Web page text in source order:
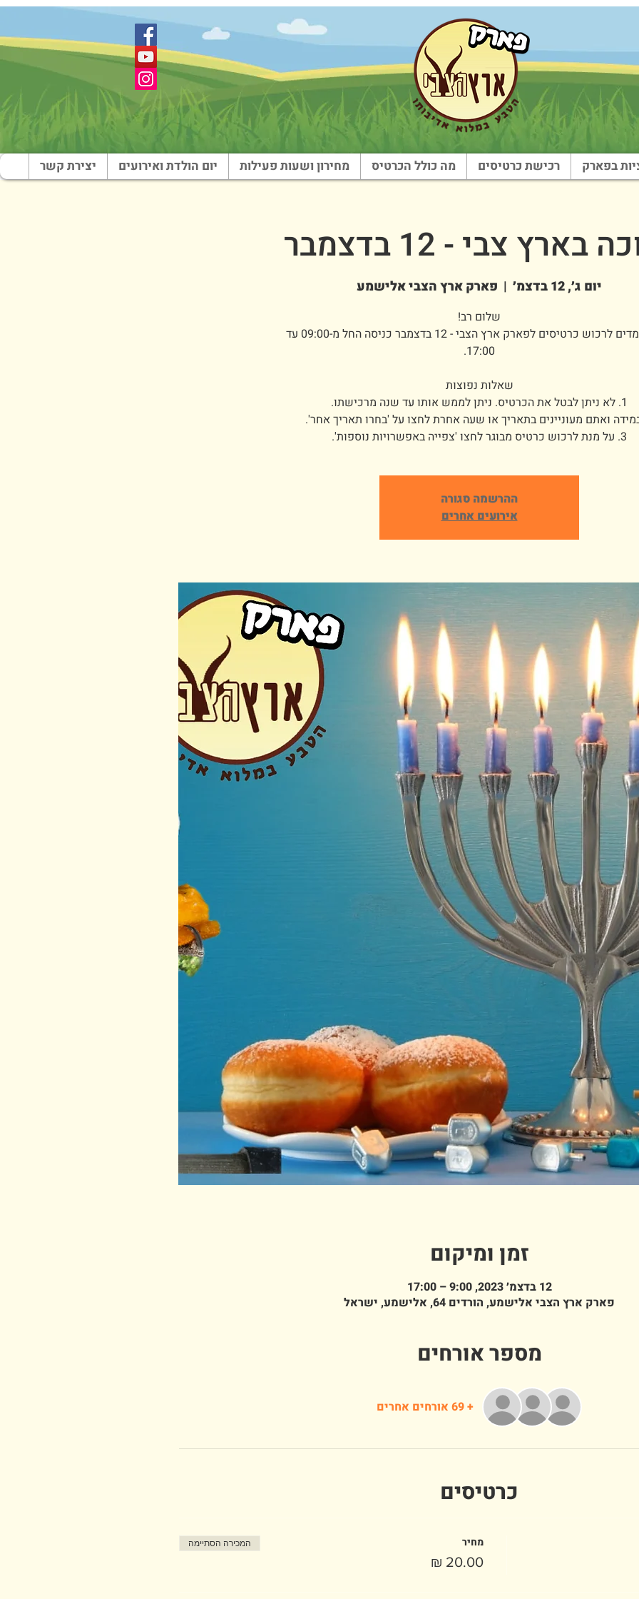
בפארק רכישת כרטיסים מה כולל הכרטיס מחירון ושעות פעילות יום הולדת ואירועים יצירת קשר
בארץ צבי - 12 בדצמבר
יום ג׳, 12 בדצמ׳
  |
פארק ארץ הצבי אלישמע
אתם עומדים לרכוש כרטיסים לפארק ארץ הצבי - 12 בדצמבר כניסה החל מ-09:00 עד
3. על מנת לרכוש כרטיס מבוגר לחצו 'צפייה באפשרויות נוספות'.
ההרשמה סגורה
אירועים אחרים
זמן ומיקום
12 בדצמ׳ 2023, 9:00 – 17:00
פארק ארץ הצבי אלישמע, הורדים 64, אלישמע, ישראל
מספר אורחים
+ 69 אורחים אחרים
כרטיסים
מחיר המכירה הסתיימה